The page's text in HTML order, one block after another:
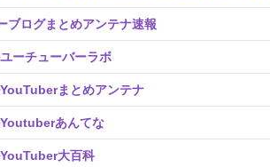
ブログまとめアンテナ速報
ーチューバーラボ
まとめアンテナ
あんてな
大百科